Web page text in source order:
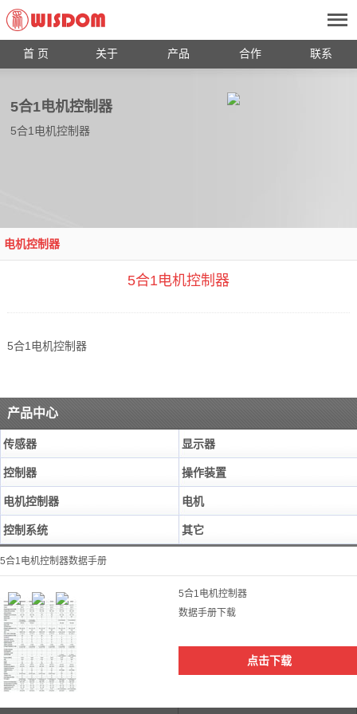
首 页 关于 产品 合作 联系
5合1电机控制器
5合1电机控制器
电机控制器
5合1电机控制器
5合1电机控制器
产品中心
传感器 显示器
控制器 操作装置
电机控制器 电机
控制系统 其它
5合1电机控制器数据手册
5合1电机控制器
数据手册下载
点击下载